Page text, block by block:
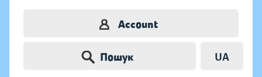
Account
Пошук UA